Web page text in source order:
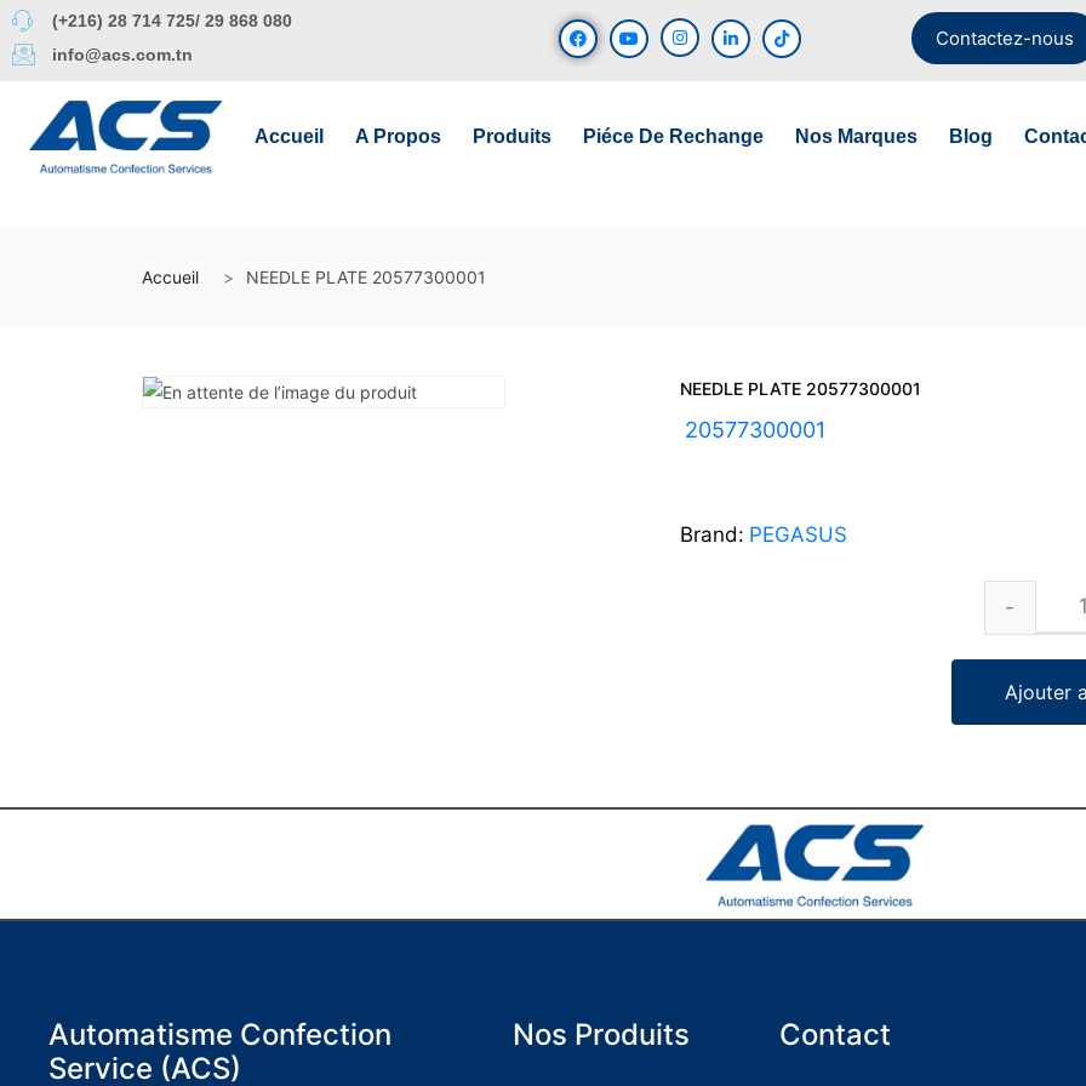
(+216) 28 714 725/ 29 868 080
info@acs.com.tn
Contactez-nous
Accueil A Propos Produits Piéce De Rechange Nos Marques Blog
Accueil NEEDLE PLATE 20577300001
NEEDLE PLATE 20577300001
20577300001
Brand: PEGASUS
Ajouter
Automatisme Confection
Service (ACS)
Nos Produits Contact